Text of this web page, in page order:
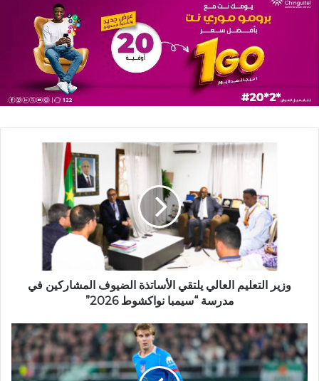
وزير التعليم العالي يلتقي الأساتذة الضيوف المشاركين في
مدرسة “سيمبا نواكشوط 2026”